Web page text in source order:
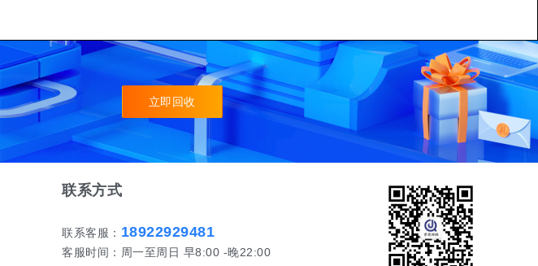
立即回收
联系方式
联系客服： 18922929481
客服时间：周一至周日 早8:00 -晚22:00